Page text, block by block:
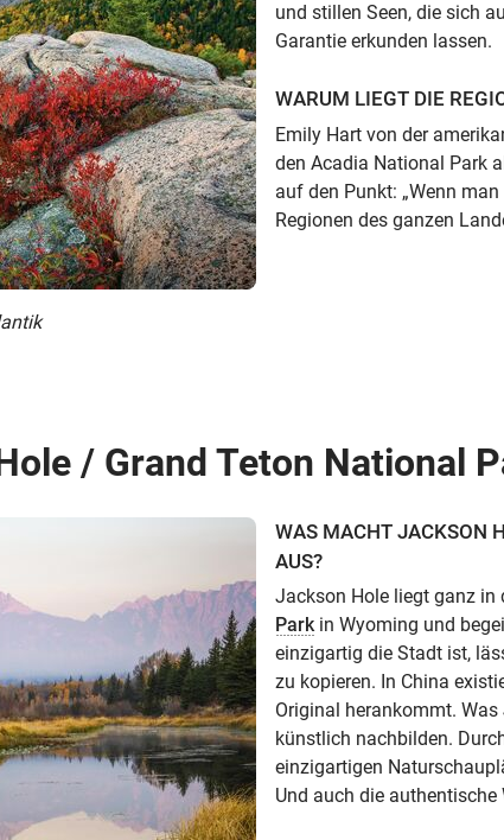
und stillen Seen, die sich
Garantie erkunden lassen.
WARUM LIEGT DIE
Emily Hart von der
den Acadia National Park
auf den Punkt: „Wenn
Regionen des ganzen
/ Grand Teton National
WAS MACHT JACKSON
AUS?
Jackson Hole liegt ganz in
Parkin Wyoming und
einzigartig die Stadt ist,
zu kopieren. In China
Original herankommt. Was
künstlich nachbilden.
einzigartigen
Und auch die